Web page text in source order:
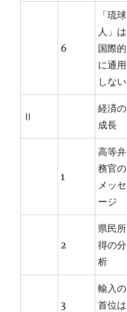
6
「琉球
人」は
国際的
に通用
しない
Ⅱ
経済の
成長
1
高等弁
務官の
メッセ
ージ
2
県民所
得の分
析
3
輸入の
首位は